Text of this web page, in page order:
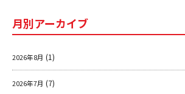
o
o
k
月別アーカイブ
2026年8月 (1)
2026年7月 (7)